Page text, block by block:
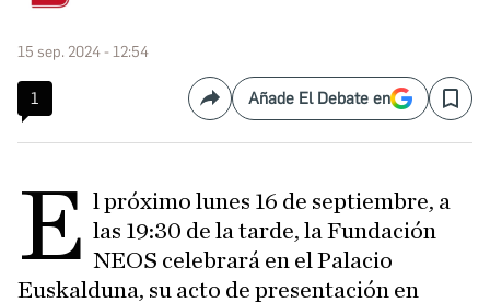
15 sep. 2024 - 12:54
1 CompartirAñade El Debate en Save
E l próximo lunes 16 de septiembre, a
las 19:30 de la tarde, la Fundación
NEOS celebrará en el Palacio
Euskalduna, su acto de presentación en